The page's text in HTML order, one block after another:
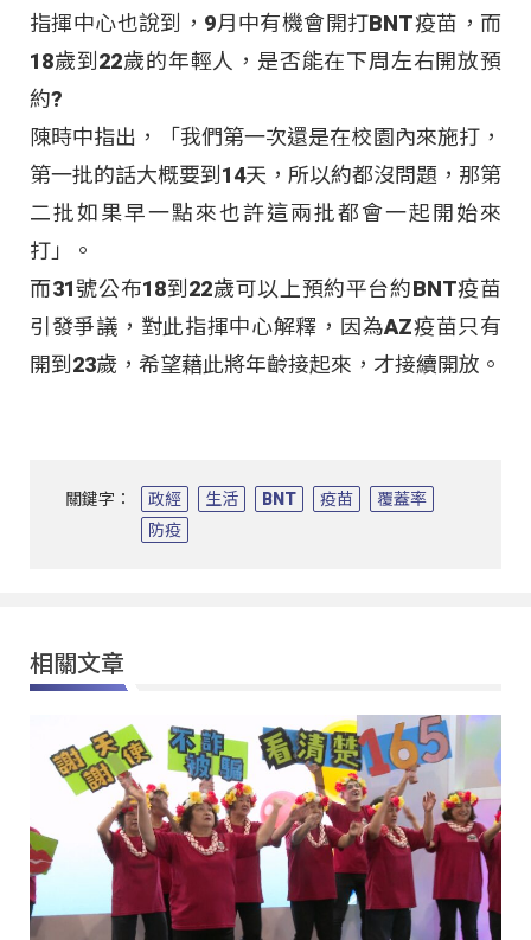
指揮中心也說到，9月中有機會開打BNT疫苗，而
18歲到22歲的年輕人，是否能在下周左右開放預
約?
陳時中指出，「我們第一次還是在校園內來施打，
第一批的話大概要到14天，所以約都沒問題，那第
二批如果早一點來也許這兩批都會一起開始來
打」。
而31號公布18到22歲可以上預約平台約BNT疫苗
引發爭議，對此指揮中心解釋，因為AZ疫苗只有
開到23歲，希望藉此將年齡接起來，才接續開放。
關鍵字： 政經 生活 BNT 疫苗
覆蓋率
防疫
相關文章